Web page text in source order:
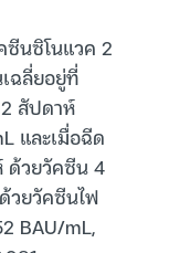
ซีนซิโนแวค 2
ฉลี่ยอยู่ที่
สัปดาห์
และเมื่อฉีด
ด้วยวัคซีน 4
วยวัคซีนไฟ
BAU/mL,